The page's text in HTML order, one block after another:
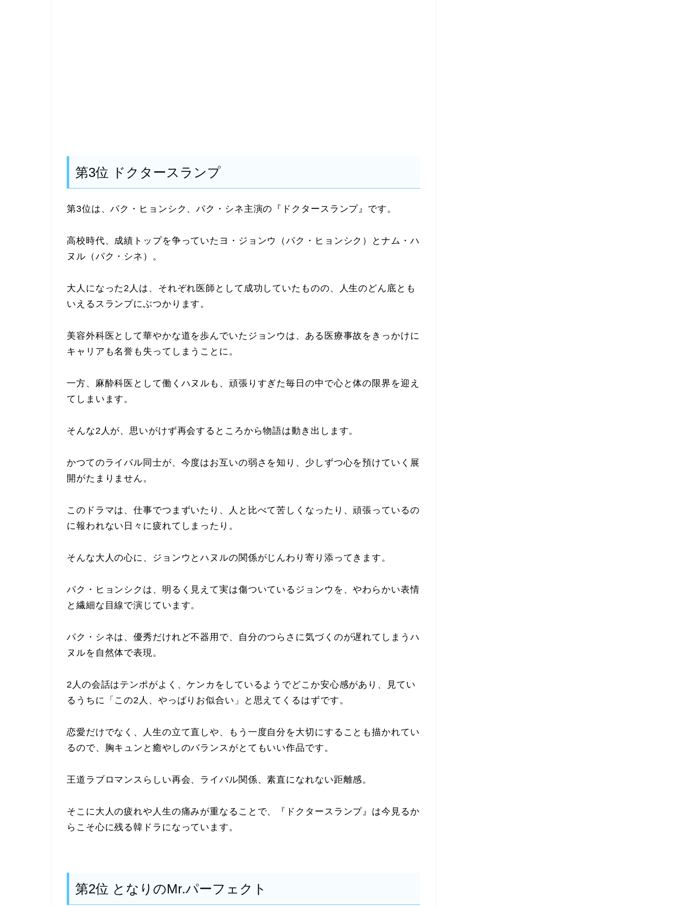
第3位 ドクタースランプ
第3位は、パク・ヒョンシク、パク・シネ主演の『ドクタースランプ』です。
高校時代、成績トップを争っていたヨ・ジョンウ（パク・ヒョンシク）とナム・ハ
ヌル（パク・シネ）。
大人になった2人は、それぞれ医師として成功していたものの、人生のどん底とも
いえるスランプにぶつかります。
美容外科医として華やかな道を歩んでいたジョンウは、ある医療事故をきっかけに
キャリアも名誉も失ってしまうことに。
一方、麻酔科医として働くハヌルも、頑張りすぎた毎日の中で心と体の限界を迎え
てしまいます。
そんな2人が、思いがけず再会するところから物語は動き出します。
かつてのライバル同士が、今度はお互いの弱さを知り、少しずつ心を預けていく展
開がたまりません。
このドラマは、仕事でつまずいたり、人と比べて苦しくなったり、頑張っているの
に報われない日々に疲れてしまったり。
そんな大人の心に、ジョンウとハヌルの関係がじんわり寄り添ってきます。
パク・ヒョンシクは、明るく見えて実は傷ついているジョンウを、やわらかい表情
と繊細な目線で演じています。
パク・シネは、優秀だけれど不器用で、自分のつらさに気づくのが遅れてしまうハ
ヌルを自然体で表現。
2人の会話はテンポがよく、ケンカをしているようでどこか安心感があり、見てい
るうちに「この2人、やっぱりお似合い」と思えてくるはずです。
恋愛だけでなく、人生の立て直しや、もう一度自分を大切にすることも描かれてい
るので、胸キュンと癒やしのバランスがとてもいい作品です。
王道ラブロマンスらしい再会、ライバル関係、素直になれない距離感。
そこに大人の疲れや人生の痛みが重なることで、『ドクタースランプ』は今見るか
らこそ心に残る韓ドラになっています。
第2位 となりのMr.パーフェクト